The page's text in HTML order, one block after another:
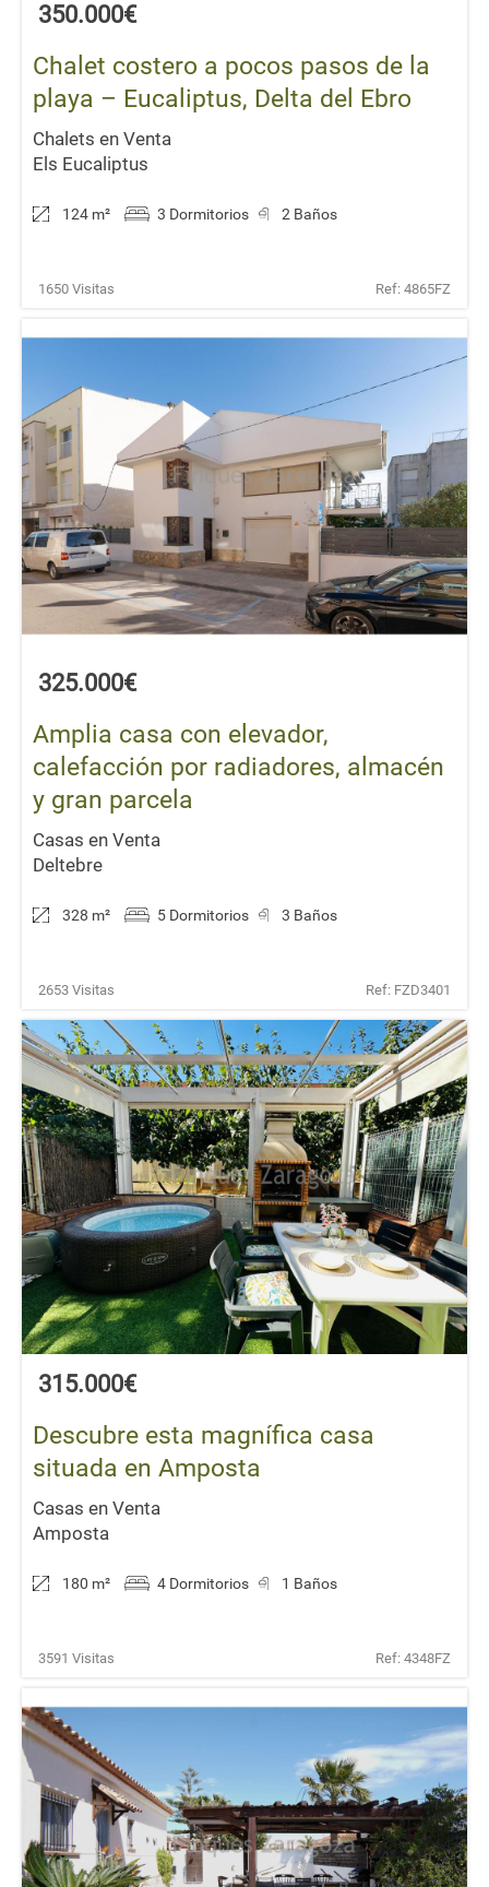
350.000€
Chalet costero a pocos pasos de la
playa – Eucaliptus, Delta del Ebro
Chalets en Venta
Els Eucaliptus
124 m² 3 Dormitorios 2 Baños
1650 Visitas Ref: 4865FZ
325.000€
Amplia casa con elevador,
calefacción por radiadores, almacén
y gran parcela
Casas en Venta
Deltebre
328 m² 5 Dormitorios 3 Baños
2653 Visitas Ref: FZD3401
315.000€
Descubre esta magnífica casa
situada en Amposta
Casas en Venta
Amposta
180 m² 4 Dormitorios 1 Baños
3591 Visitas Ref: 4348FZ